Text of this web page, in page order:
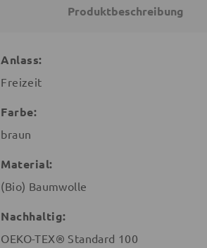
Produktbeschreibung
Anlass:
Freizeit
Farbe:
braun
Material:
(Bio) Baumwolle
Nachhaltig:
OEKO-TEX® Standard 100